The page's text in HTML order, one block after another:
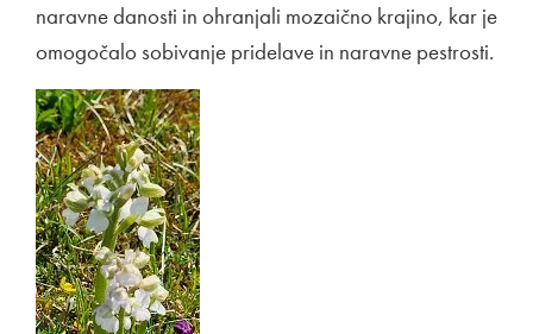
naravne danosti in ohranjali mozaično krajino, kar je
omogočalo sobivanje pridelave in naravne pestrosti.